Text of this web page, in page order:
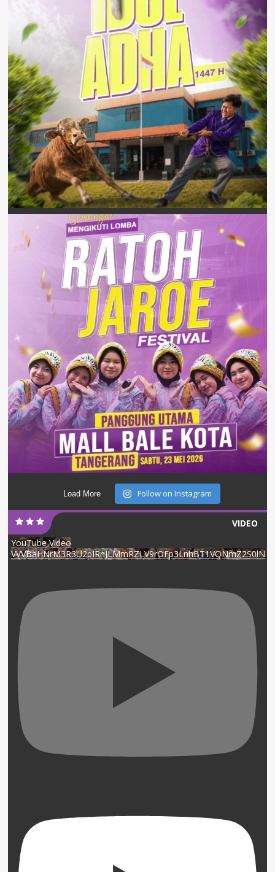
Load More Follow on Instagram
VIDEO
YouTube Video
VVVBaHNrM3R3U2pIRnJLMmRZLV9rOFp3LnhBT1VQNmZ2S0lN